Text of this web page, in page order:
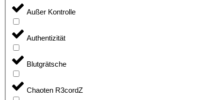
Außer Kontrolle
Authentizität
Blutgrätsche
Chaoten R3cordZ